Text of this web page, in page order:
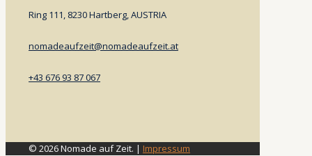
Ring 111, 8230 Hartberg, AUSTRIA
nomadeaufzeit@nomadeaufzeit.at
+43 676 93 87 067
© 2026 Nomade auf Zeit. | Impressum